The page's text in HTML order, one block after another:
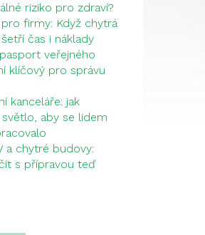
riziko pro zdraví?
firmy: Když chytrá
čas i náklady
veřejného
klíčový pro správu
kanceláře: jak
světlo, aby se lidem
a chytré budovy:
s přípravou teď